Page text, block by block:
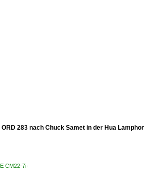
283 nach Chuck Samet in der Hua
CM22-7i·